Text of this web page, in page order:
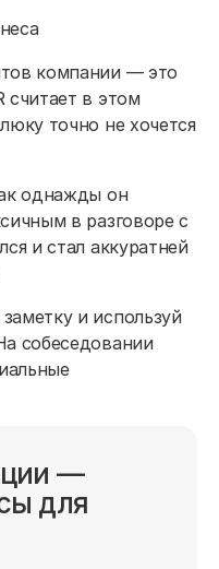
компании — это
в этом
точно не хочется
однажды он
в разговоре с
и стал аккуратней
и используй
собеседовании
—
для